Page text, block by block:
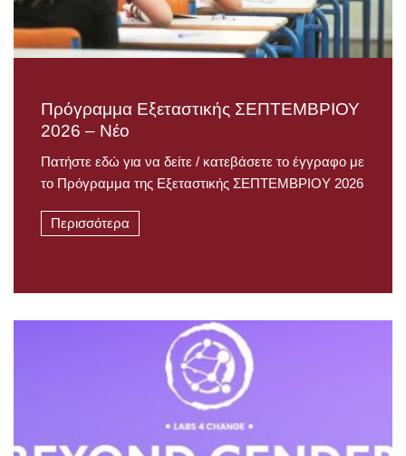
Πρόγραμμα Εξεταστικής ΣΕΠΤΕΜΒΡΙΟΥ
2026 – Νέο
Πατήστε εδώ για να δείτε / κατεβάσετε το έγγραφο με
το Πρόγραμμα της Εξεταστικής ΣΕΠΤΕΜΒΡΙΟΥ 2026
Περισσότερα